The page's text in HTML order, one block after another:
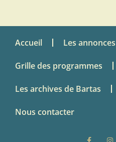
Accueil Les annonces
Grille des programmes
Les archives de Bartas
Nous contacter